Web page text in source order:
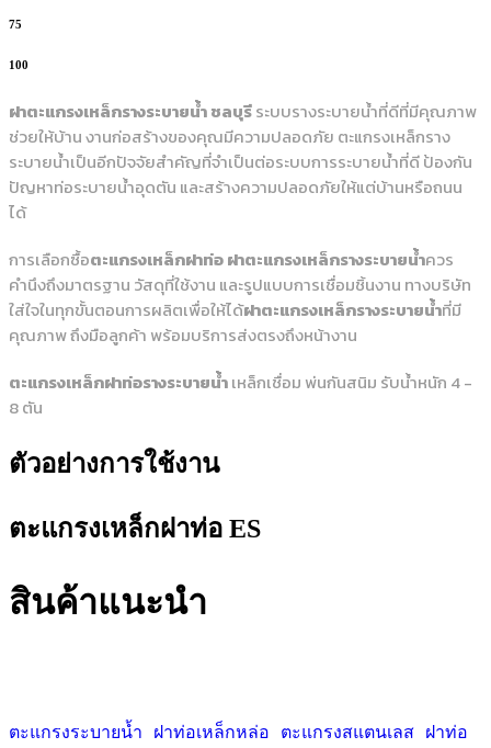
75
100
ฝาตะแกรงเหล็กรางระบายน้ำ ชลบุรีระบบรางระบายน้ำที่ดีที่มีคุณภาพ
ช่วยให้บ้าน งานก่อสร้างของคุณมีความปลอดภัย ตะแกรงเหล็กราง
ระบายน้ำเป็นอีกปัจจัยสำคัญที่จำเป็นต่อระบบการระบายน้ำที่ดี ป้องกัน
ปัญหาท่อระบายน้ำอุดตัน และสร้างความปลอดภัยให้แต่บ้านหรือถนน
ได้
การเลือกซื้อตะแกรงเหล็กฝาท่อฝาตะแกรงเหล็กรางระบายน้ำควร
คำนึงถึงมาตรฐาน วัสดุที่ใช้งาน และรูปแบบการเชื่อมชิ้นงาน ทางบริษัท
ใส่ใจในทุกขั้นตอนการผลิตเพื่อให้ได้ฝาตะแกรงเหล็กรางระบายน้ำที่มี
คุณภาพ ถึงมือลูกค้า พร้อมบริการส่งตรงถึงหน้างาน
ตะแกรงเหล็กฝาท่อรางระบายน้ำเหล็กเชื่อม พ่นกันสนิม รับน้ำหนัก 4 -
8 ตัน
ตัวอย่างการใช้งาน
ตะแกรงเหล็กฝาท่อ ES
สินค้าแนะนำ
ฝาท่อเหล็กหล่อ
รั้วเหล็กแหลม
ตะแกรงระบายน้ำ ฝาท่อเหล็กหล่อ ตะแกรงสแตนเลส ฝาท่อ